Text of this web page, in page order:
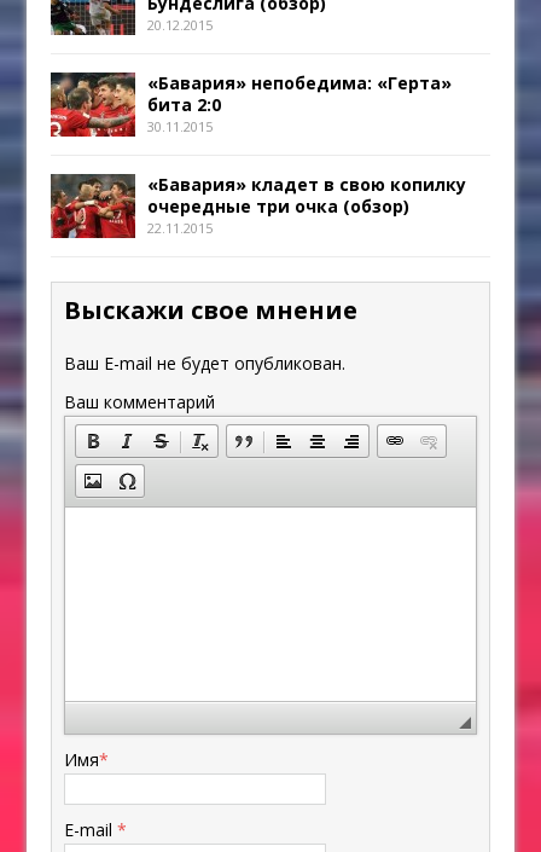
20.12.2015
«Бавария» непобедима: «Герта»
бита 2:0
30.11.2015
«Бавария» кладет в свою копилку
очередные три очка (обзор)
22.11.2015
Выскажи свое мнение
Ваш E-mail не будет опубликован.
Ваш комментарий
Имя*
E-mail*